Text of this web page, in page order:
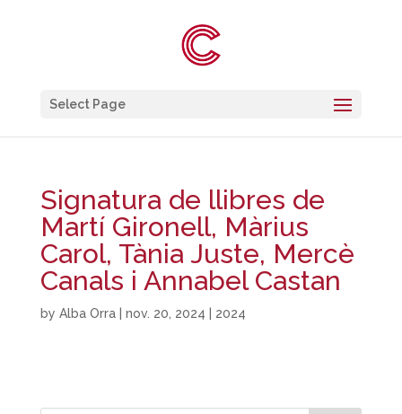
Select Page
Signatura de llibres de
Martí Gironell, Màrius
Carol, Tània Juste, Mercè
Canals i Annabel Castan
by Alba Orra| nov. 20, 2024 2024